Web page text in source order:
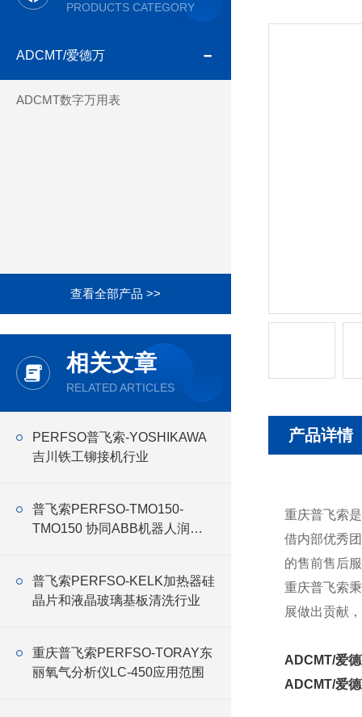
PRODUCTS CATEGORY
ADCMT/爱德万
ADCMT数字万用表
查看全部产品 >>
相关文章
RELATED ARTICLES
PERFSO普飞索-YOSHIKAWA
吉川铁工铆接机行业
普飞索PERFSO-TMO150-
TMO150 协同ABB机器人润滑
普飞索PERFSO-KELK加热器硅
晶片和液晶玻璃基板清洗行业
重庆普飞索PERFSO-TORAY东
丽氧气分析仪LC-450应用范围
产品详情
重庆普飞索
借内部优秀
的售前售后
重庆普飞索
展做出贡献
ADCMT/爱
ADCMT/爱